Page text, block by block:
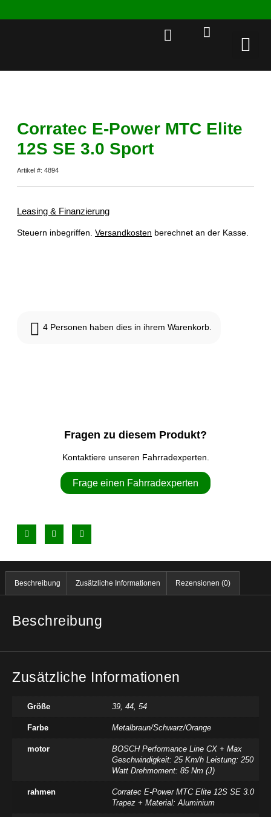
Corratec E-Power MTC Elite
12S SE 3.0 Sport
Artikel #: 4894
Leasing & Finanzierung
Steuern inbegriffen. Versandkosten berechnet an der Kasse.
4 Personen haben dies in ihrem Warenkorb.
Fragen zu diesem Produkt?
Kontaktiere unseren Fahrradexperten.
Frage einen Fahrradexperten
Beschreibung Zusätzliche Informationen Rezensionen (0)
Beschreibung
Zusätzliche Informationen
Größe 39, 44, 54
Farbe Metalbraun/Schwarz/Orange
motor
BOSCH Performance Line CX + Max
Geschwindigkeit: 25 Km/h Leistung: 250
Watt Drehmoment: 85 Nm (J)
rahmen
Corratec E-Power MTC Elite 12S SE 3.0
Trapez + Material: Aluminium